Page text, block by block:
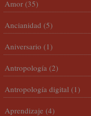
Amor (35)
Ancianidad (5)
Aniversario (1)
Antropología (2)
Antropología digital (1)
Aprendizaje (4)